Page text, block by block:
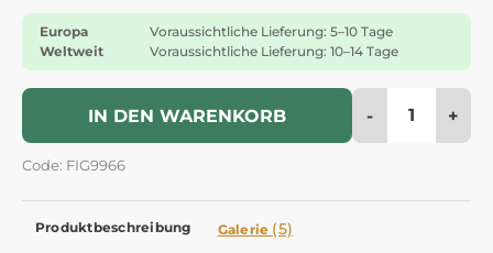
Europa
Voraussichtliche Lieferung: 5–10 Tage
Weltweit
Voraussichtliche Lieferung: 10–14 Tage
IN DEN WARENKORB - +
Code: FIG9966
Produktbeschreibung Galerie (5)